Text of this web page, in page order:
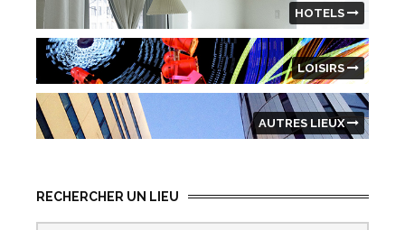
HOTELS
LOISIRS
AUTRES LIEUX
RECHERCHER UN LIEU